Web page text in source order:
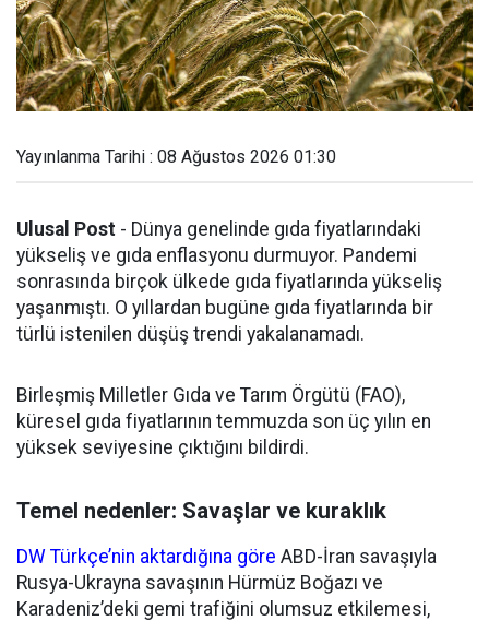
Yayınlanma Tarihi : 08 Ağustos 2026 01:30
Ulusal Post - Dünya genelinde gıda fiyatlarındaki
yükseliş ve gıda enflasyonu durmuyor. Pandemi
sonrasında birçok ülkede gıda fiyatlarında yükseliş
yaşanmıştı. O yıllardan bugüne gıda fiyatlarında bir
türlü istenilen düşüş trendi yakalanamadı.
Birleşmiş Milletler Gıda ve Tarım Örgütü (FAO),
küresel gıda fiyatlarının temmuzda son üç yılın en
yüksek seviyesine çıktığını bildirdi.
Temel nedenler: Savaşlar ve kuraklık
DW Türkçe’nin aktardığına göre ABD-İran savaşıyla
Rusya-Ukrayna savaşının Hürmüz Boğazı ve
Karadeniz’deki gemi trafiğini olumsuz etkilemesi,